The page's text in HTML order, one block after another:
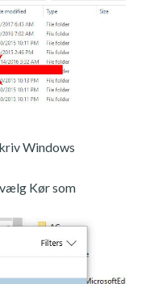
Windows
Kør som